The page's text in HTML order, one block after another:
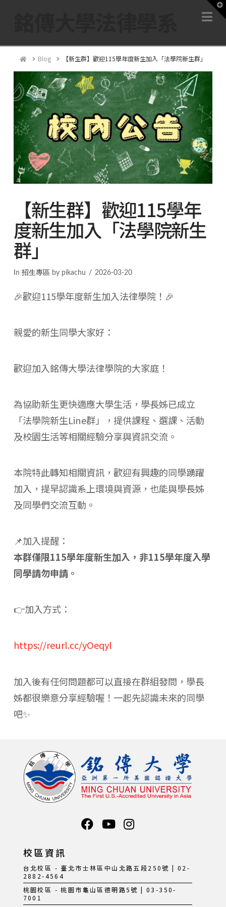
HomeBlog 【新生群】歡迎115學年度新生加入「法學院新生群」
【新生群】歡迎115學年
度新生加入「法學院新生
群」
In 招生專區 by pikachu 2026-03-20
🎉歡迎115學年度新生加入法律學院！🎉
親愛的新生同學大家好：
歡迎加入銘傳大學法律學院的大家庭！
為協助新生更快適應大學生活，學長姊已成立
「法學院新生Line群」，提供課程、選課、活動
及校園生活等相關經驗分享與資訊交流。
本院特此轉知相關資訊，歡迎有興趣的同學踴躍
加入，提早認識系上環境與資源，也能與學長姊
及同學們交流互動。
📌加入提醒：
本群僅限115學年度新生加入，非115學年度入學
同學請勿申請。
👉加入方式：
https://reurl.cc/yOeqyl
加入後有任何問題都可以直接在群組發問，學長
姊都很樂意分享經驗喔！一起先認識未來的同學
吧✨
校區資訊
台北校區 - 臺北市士林區中山北路五段250號 | 02-
2882-4564
桃園校區 - 桃園市龜山區德明路5號 | 03-350-
7001